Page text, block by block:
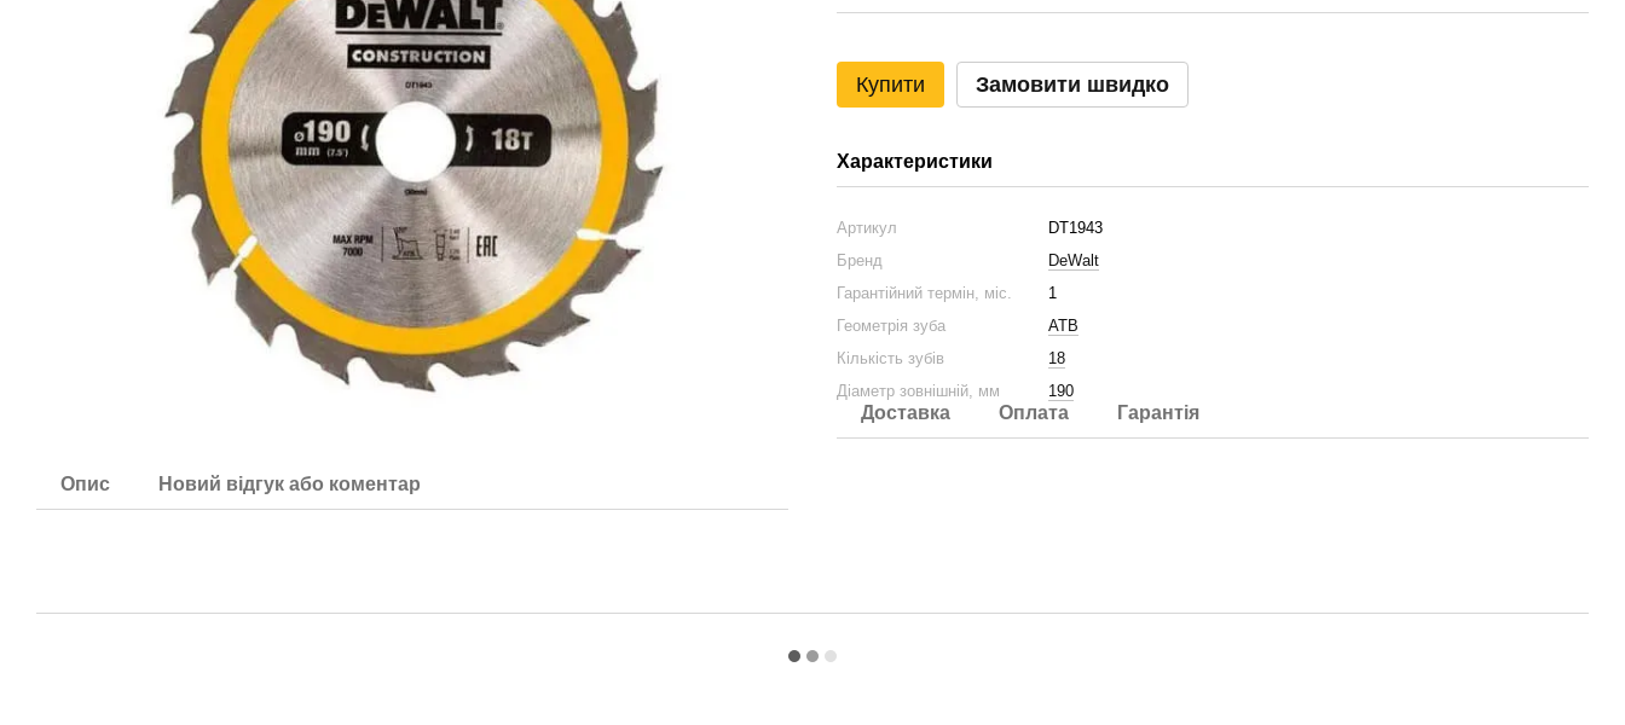
Опис Новий відгук або коментар
Купити Замовити швидко
Характеристики
Артикул
DT1943
Бренд
DeWalt
Гарантійний термін, міс.
1
Геометрія зуба
ATB
Кількість зубів
18
Діаметр зовнішній, мм
190
Доставка Оплата Гарантія